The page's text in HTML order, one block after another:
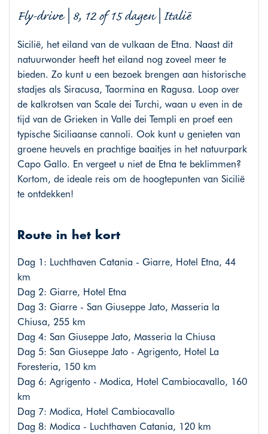
Fly-drive | 8, 12 of 15 dagen | Italië
Sicilië, het eiland van de vulkaan de Etna. Naast dit
natuurwonder heeft het eiland nog zoveel meer te
bieden. Zo kunt u een bezoek brengen aan historische
stadjes als Siracusa, Taormina en Ragusa. Loop over
de kalkrotsen van Scale dei Turchi, waan u even in de
tijd van de Grieken in Valle dei Templi en proef een
typische Siciliaanse cannoli. Ook kunt u genieten van
groene heuvels en prachtige baaitjes in het natuurpark
Capo Gallo. En vergeet u niet de Etna te beklimmen?
Kortom, de ideale reis om de hoogtepunten van Sicilië
te ontdekken!
Route in het kort
Dag 1: Luchthaven Catania - Giarre, Hotel Etna, 44
km
Dag 2: Giarre, Hotel Etna
Dag 3: Giarre - San Giuseppe Jato, Masseria la
Chiusa, 255 km
Dag 4: San Giuseppe Jato, Masseria la Chiusa
Dag 5: San Giuseppe Jato - Agrigento, Hotel La
Foresteria, 150 km
Dag 6: Agrigento - Modica, Hotel Cambiocavallo, 160
km
Dag 7: Modica, Hotel Cambiocavallo
Dag 8: Modica - Luchthaven Catania, 120 km